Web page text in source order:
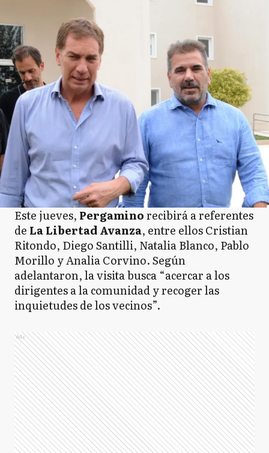
Este jueves, Pergaminorecibirá a referentes
de La Libertad Avanza, entre ellos Cristian
Ritondo, Diego Santilli, Natalia Blanco, Pablo
Morillo y Analia Corvino. Según
adelantaron, la visita busca “acercar a los
dirigentes a la comunidad y recoger las
inquietudes de los vecinos”.
Ads